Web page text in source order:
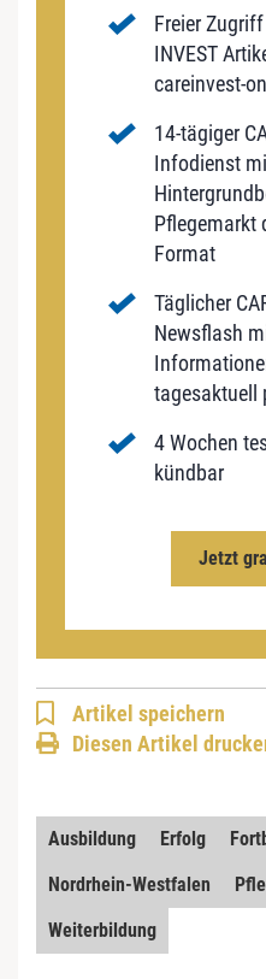
Freier
INVEST
careinvest-
14-tägiger
Infodienst
Pflegemarkt
Format
Täglicher
Newsflash
tagesaktuell
4 Wochen
kündbar
Jetzt
Artikel speichern
Diesen Artikel
Ausbildung Erfolg
Nordrhein-Westfalen
Weiterbildung